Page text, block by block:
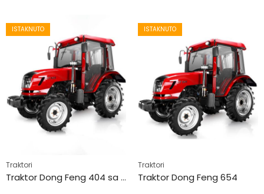
ISTAKNUTO
Traktori
Traktor Dong Feng 404 sa kabinom
ISTAKNUTO
Traktori
Traktor Dong Feng 654